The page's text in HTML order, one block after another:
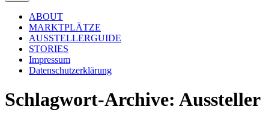
ABOUT
MARKTPLÄTZE
AUSSTELLERGUIDE
STORIES
Impressum
Datenschutzerklärung
Schlagwort-Archive: Aussteller